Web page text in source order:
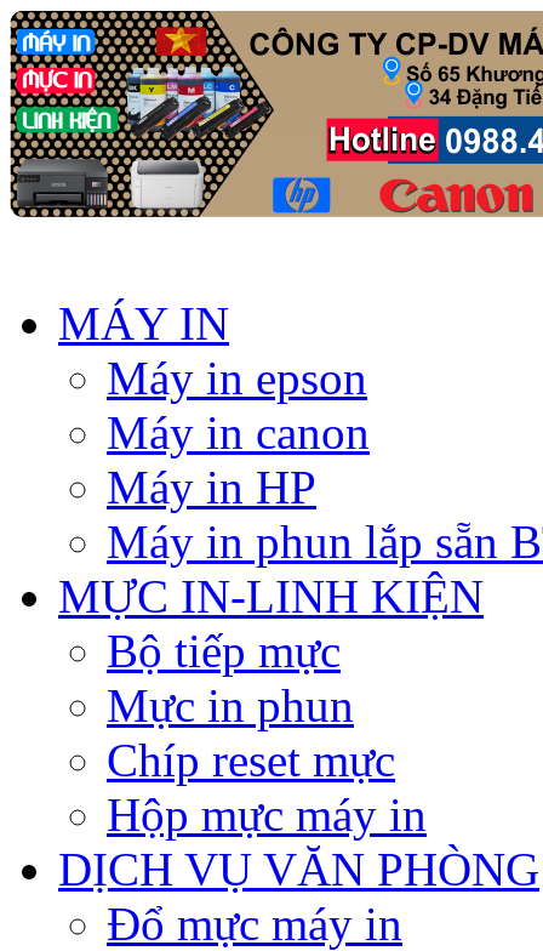
MÁY IN
Máy in epson
Máy in canon
Máy in HP
Máy in phun lắp sẵn
MỰC IN-LINH KIỆN
Bộ tiếp mực
Mực in phun
Chíp reset mực
Hộp mực máy in
DỊCH VỤ VĂN PHÒNG
Đổ mực máy in